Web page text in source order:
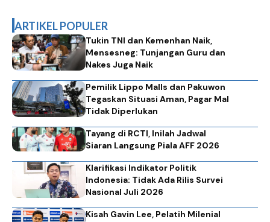
ARTIKEL POPULER
Tukin TNI dan Kemenhan Naik,
Mensesneg: Tunjangan Guru dan
Nakes Juga Naik
Pemilik Lippo Malls dan Pakuwon
Tegaskan Situasi Aman, Pagar Mal
Tidak Diperlukan
Tayang di RCTI, Inilah Jadwal
Siaran Langsung Piala AFF 2026
Klarifikasi Indikator Politik
Indonesia: Tidak Ada Rilis Survei
Nasional Juli 2026
Kisah Gavin Lee, Pelatih Milenial